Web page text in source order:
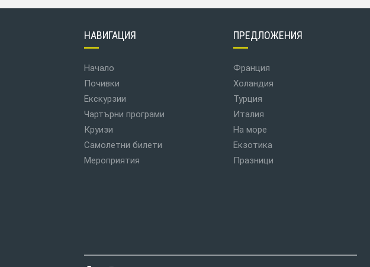
НАВИГАЦИЯ
Начало
Почивки
Екскурзии
Чартърни програми
Круизи
Самолетни билети
Мероприятия
ПРЕДЛОЖЕНИЯ
Франция
Холандия
Турция
Италия
На море
Екзотика
Празници